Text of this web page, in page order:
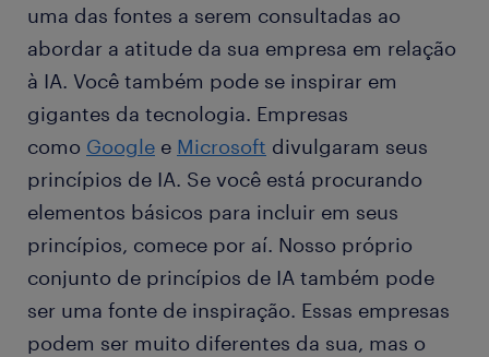
uma das fontes a serem consultadas ao
abordar a atitude da sua empresa em relação
à IA. Você também pode se inspirar em
gigantes da tecnologia. Empresas
como Google e Microsoft divulgaram seus
princípios de IA. Se você está procurando
elementos básicos para incluir em seus
princípios, comece por aí. Nosso próprio
conjunto de princípios de IA também pode
ser uma fonte de inspiração. Essas empresas
podem ser muito diferentes da sua, mas o